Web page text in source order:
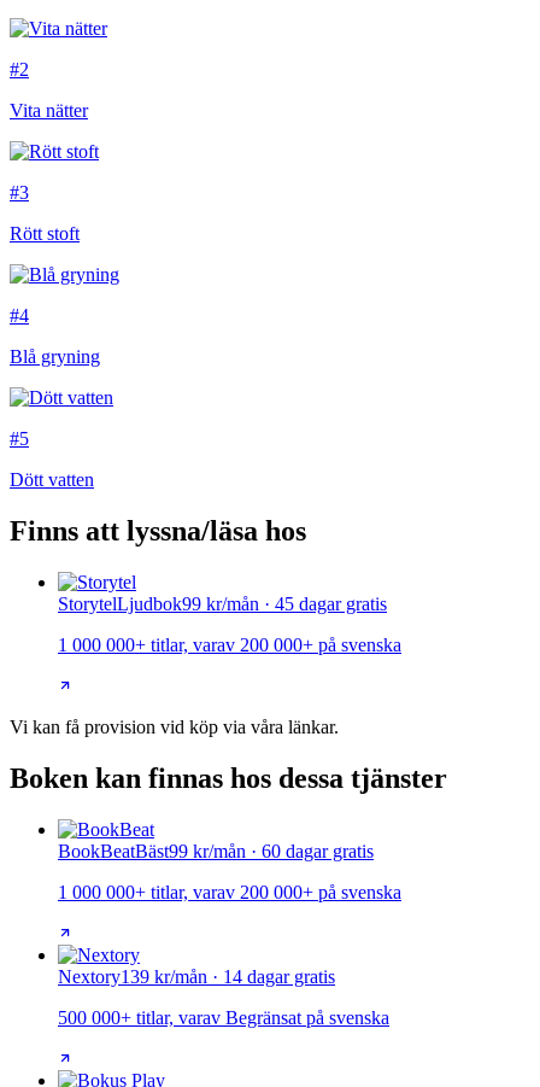
#2
Vita nätter
#3
Rött stoft
#4
Blå gryning
#5
Dött vatten
Finns att lyssna/läsa hos
StorytelLjudbok99 kr/mån · 45 dagar gratis
1 000 000+ titlar, varav 200 000+ på svenska
Vi kan få provision vid köp via våra länkar.
Boken kan finnas hos dessa tjänster
BookBeatBäst99 kr/mån · 60 dagar gratis
1 000 000+ titlar, varav 200 000+ på svenska
Nextory139 kr/mån · 14 dagar gratis
500 000+ titlar, varav Begränsat på svenska